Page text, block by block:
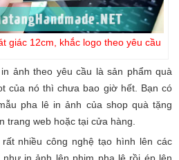
giác 12cm, khắc logo theo yêu cầu
ảnh theo yêu cầu là sản phẩm quà
của nó thì chưa bao giờ hết. Bạn có
pha lê in ảnh của shop quà tặng
trang web hoặc tại cửa hàng.
nhiều công nghệ tạo hình lên các